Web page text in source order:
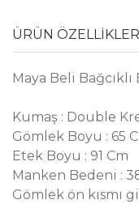
ÜRÜN
Maya Beli
Kumaş : Double
Gömlek Boyu : 65
Etek Boyu : 91 Cm
Manken Bedeni :
Gömlek ön kısmı